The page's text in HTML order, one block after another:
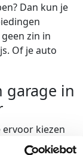
Dan kun je
zin in
Of je auto
garage in
kiezen
of een